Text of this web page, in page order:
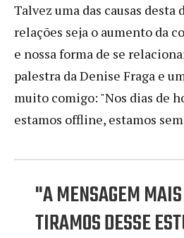
Talvez uma das causas desta
relações seja o aumento da
e nossa forma de se
palestra da Denise Fraga e
muito comigo: "Nos dias de
estamos offline, estamos
"A MENSAGEM
TIRAMOS DESSE